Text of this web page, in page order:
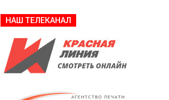
НАШ ТЕЛЕКАНАЛ